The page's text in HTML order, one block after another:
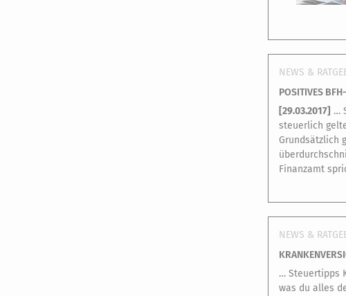
NEWS &
POSITIVES
[29.03.2017] …
steuerlich
Grundsätzlich
Finanzamt
NEWS &
… Steuertipps
was du alles